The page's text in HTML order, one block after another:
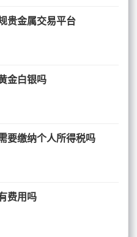
贵金属交易平台
金白银吗
要缴纳个人所得税吗
费用吗